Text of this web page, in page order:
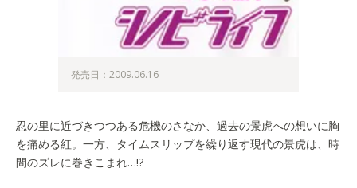
発売日：2009.06.16
忍の里に近づきつつある危機のさなか、過去の景虎への想いに胸
を痛める紅。一方、タイムスリップを繰り返す現代の景虎は、時
間のズレに巻きこまれ…!?